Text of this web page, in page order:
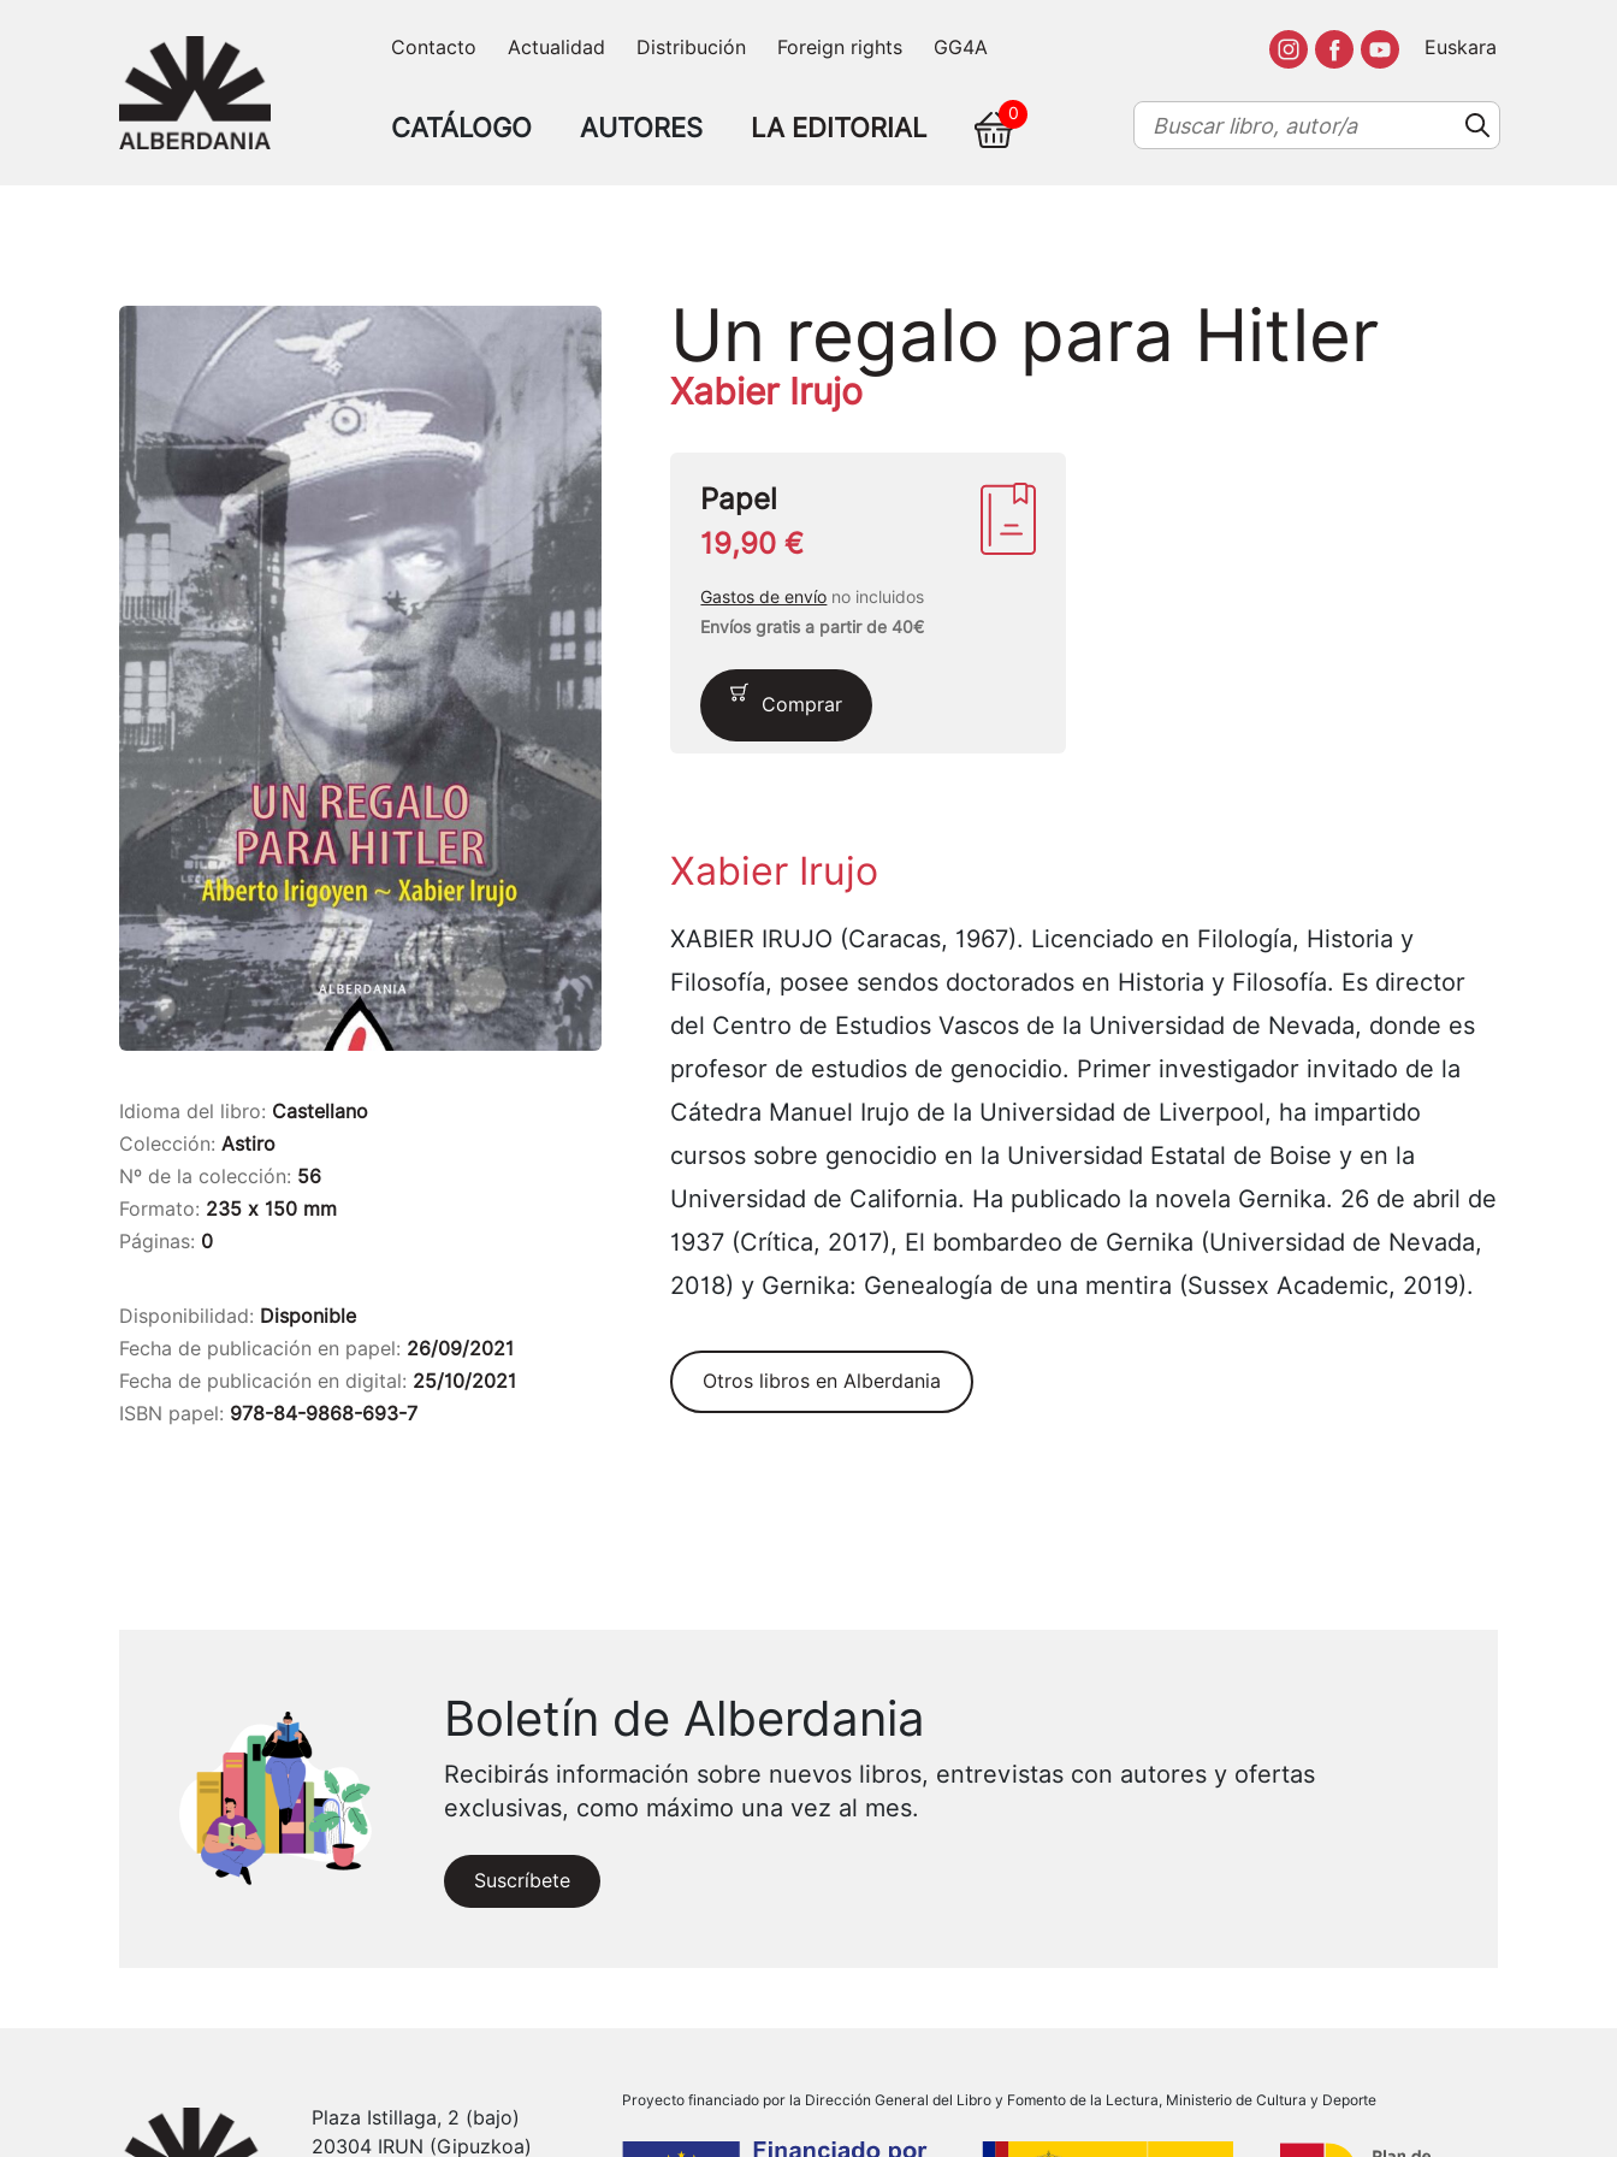
Contacto Actualidad Distribución Foreign rights GG4A Euskara
CATÁLOGO AUTORES LA EDITORIAL 0
Idioma del libro: Castellano
Colección: Astiro
Nº de la colección: 56
Formato: 235 x 150 mm
Páginas: 0
Disponibilidad: Disponible
Fecha de publicación en papel: 26/09/2021
Fecha de publicación en digital: 25/10/2021
ISBN papel: 978-84-9868-693-7
Un regalo para Hitler
Xabier Irujo
Papel
19,90 €
Gastos de envío no incluidos
Envíos gratis a partir de 40€
Comprar
Xabier Irujo
XABIER IRUJO (Caracas, 1967). Licenciado en Filología, Historia y
Filosofía, posee sendos doctorados en Historia y Filosofía. Es director
del Centro de Estudios Vascos de la Universidad de Nevada, donde es
profesor de estudios de genocidio. Primer investigador invitado de la
Cátedra Manuel Irujo de la Universidad de Liverpool, ha impartido
cursos sobre genocidio en la Universidad Estatal de Boise y en la
Universidad de California. Ha publicado la novela Gernika. 26 de abril de
1937 (Crítica, 2017), El bombardeo de Gernika (Universidad de Nevada,
2018) y Gernika: Genealogía de una mentira (Sussex Academic, 2019).
Otros libros en Alberdania
Boletín de Alberdania
Recibirás información sobre nuevos libros, entrevistas con autores y ofertas
exclusivas, como máximo una vez al mes.
Suscríbete
Plaza Istillaga, 2 (bajo)
20304 IRUN (Gipuzkoa)
Proyecto financiado por la Dirección General del Libro y Fomento de la Lectura, Ministerio de Cultura y Deporte